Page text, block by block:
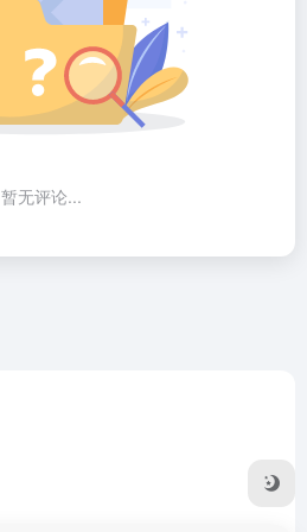
暂无评论...